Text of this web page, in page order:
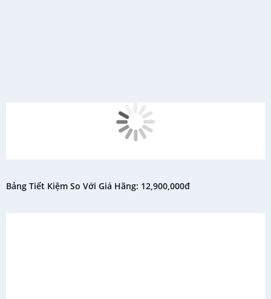
Bảng Tiết Kiệm So Với Giá Hãng: 12,900,000đ